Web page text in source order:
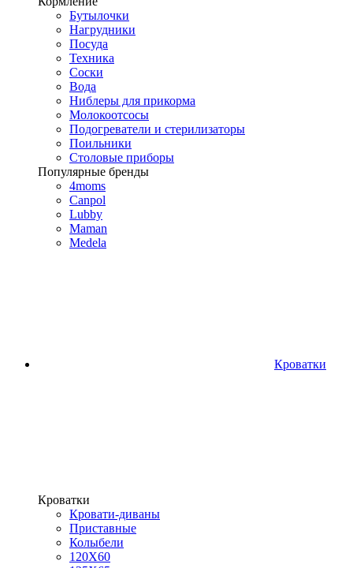
Бутылочки
Нагрудники
Посуда
Техника
Соски
Вода
Ниблеры для прикорма
Молокоотсосы
Подогреватели и стерилизаторы
Поильники
Столовые приборы
Популярные бренды
4moms
Canpol
Lubby
Maman
Medela
Кроватки
Кроватки
Кровати-диваны
Приставные
Колыбели
120Х60